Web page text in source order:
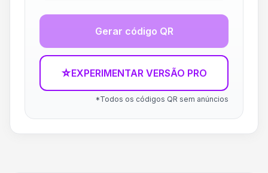
Gerar código QR
☆EXPERIMENTAR VERSÃO PRO
*Todos os códigos QR sem anúncios